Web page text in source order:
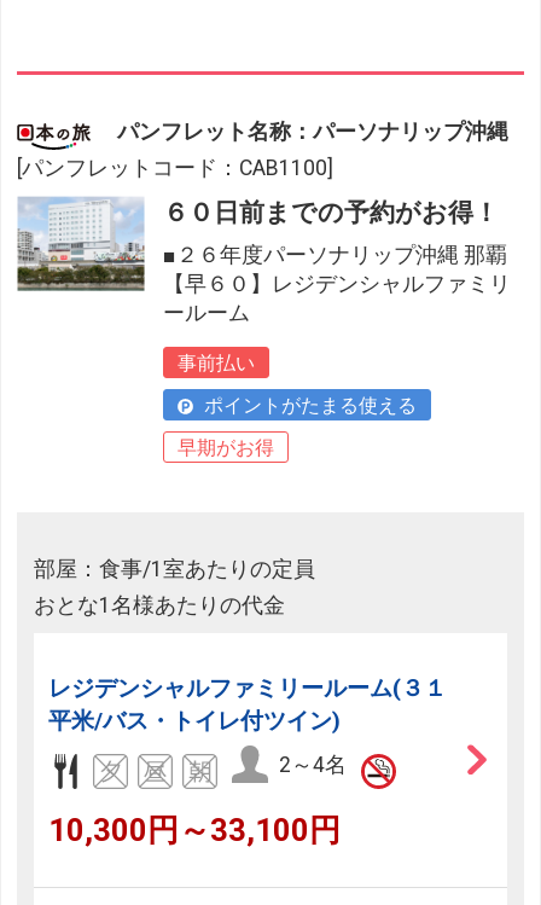
パンフレット名称：パーソナリップ沖縄
[パンフレットコード：CAB1100]
６０日前までの予約がお得！
■２６年度パーソナリップ沖縄 那覇
【早６０】レジデンシャルファミリ
ールーム
事前払い
ポイントがたまる使える
早期がお得
部屋：食事/1室あたりの定員
おとな1名様あたりの代金
レジデンシャルファミリールーム(３１
平米/バス・トイレ付ツイン)
2～4名
10,300円～33,100円